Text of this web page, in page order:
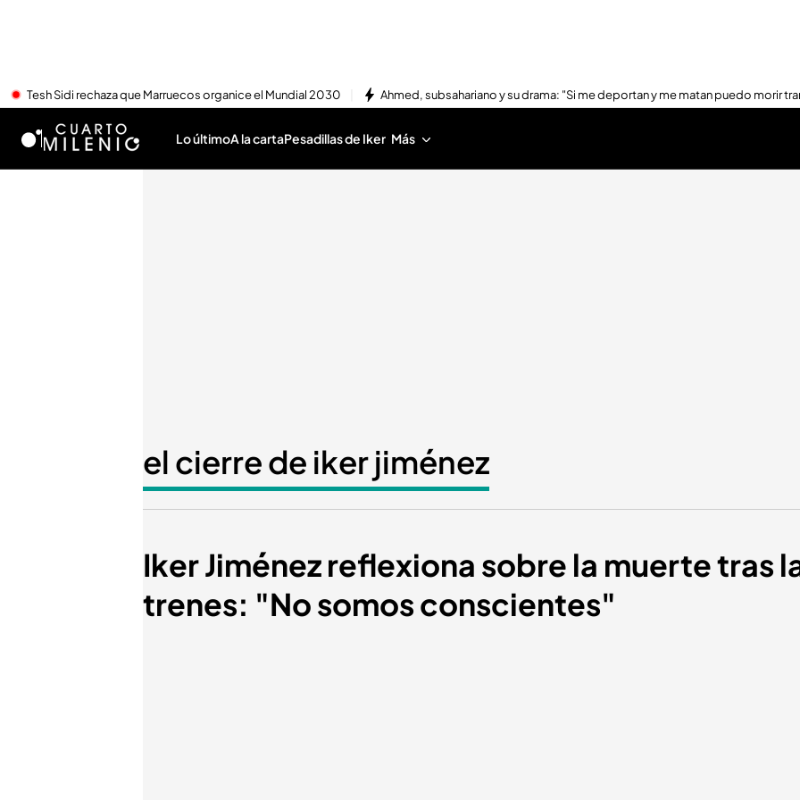
Tesh Sidi rechaza que Marruecos organice el Mundial 2030 Ahmed, subsahariano y su drama: "Si me deportan y me matan puedo morir
Lo últimoA la cartaPesadillas de Iker Más
el cierre de iker jiménez
Iker Jiménez reflexiona sobre la muerte tras
trenes: "No somos conscientes"